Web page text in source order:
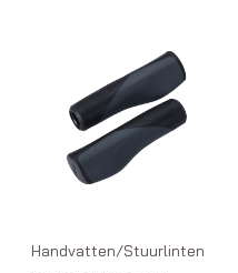
Handvatten/Stuurlinten